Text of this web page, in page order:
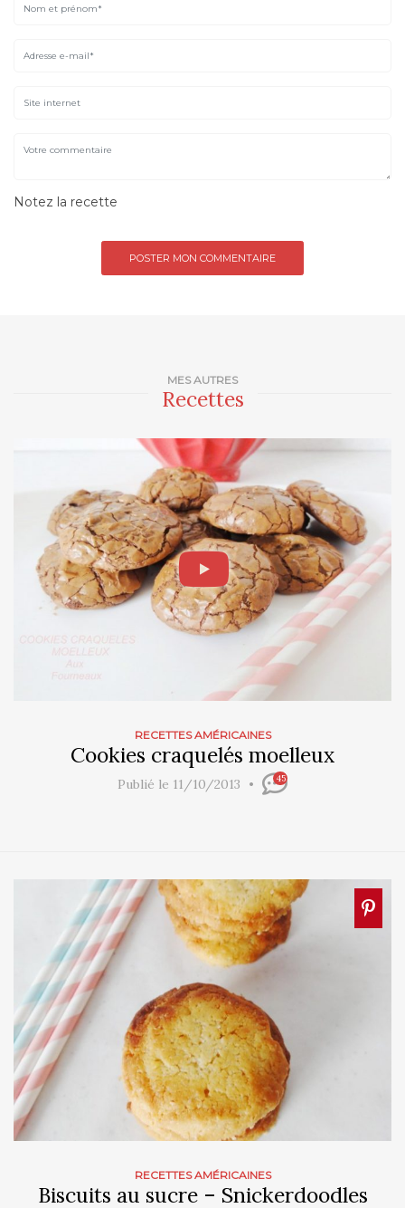
MES AUTRES
Recettes
RECETTES AMÉRICAINES
Cookies craquelés moelleux
Publié le 11/10/2013 45
RECETTES AMÉRICAINES
Biscuits au sucre – Snickerdoodles
Notez la recette